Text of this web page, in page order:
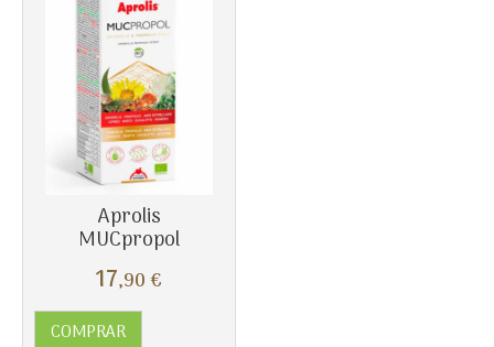
Aprolis
MUCpropol
17,90 €
COMPRAR